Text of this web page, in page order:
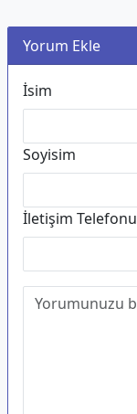
Yorum Ekle
İsim
Soyisim
İletişim Telefonu